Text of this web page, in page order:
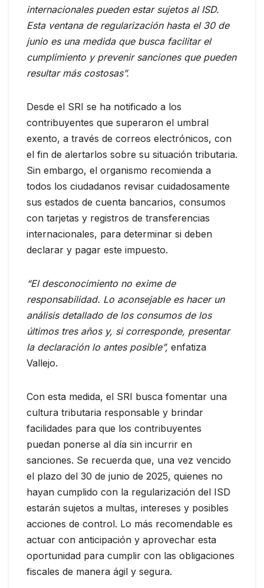
internacionales pueden estar sujetos al ISD.
Esta ventana de regularización hasta el 30 de
junio es una medida que busca facilitar el
cumplimiento y prevenir sanciones que pueden
resultar más costosas”.
Desde el SRI se ha notificado a los
contribuyentes que superaron el umbral
exento, a través de correos electrónicos, con
el fin de alertarlos sobre su situación tributaria.
Sin embargo, el organismo recomienda a
todos los ciudadanos revisar cuidadosamente
sus estados de cuenta bancarios, consumos
con tarjetas y registros de transferencias
internacionales, para determinar si deben
declarar y pagar este impuesto.
“El desconocimiento no exime de
responsabilidad. Lo aconsejable es hacer un
análisis detallado de los consumos de los
últimos tres años y, si corresponde, presentar
la declaración lo antes posible”, enfatiza
Vallejo.
Con esta medida, el SRI busca fomentar una
cultura tributaria responsable y brindar
facilidades para que los contribuyentes
puedan ponerse al día sin incurrir en
sanciones. Se recuerda que, una vez vencido
el plazo del 30 de junio de 2025, quienes no
hayan cumplido con la regularización del ISD
estarán sujetos a multas, intereses y posibles
acciones de control. Lo más recomendable es
actuar con anticipación y aprovechar esta
oportunidad para cumplir con las obligaciones
fiscales de manera ágil y segura.